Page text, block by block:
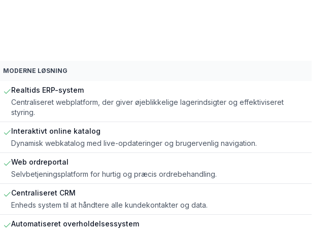
MODERNE LØSNING
Realtids ERP-system
Centraliseret webplatform, der giver øjeblikkelige lagerindsigter og effektiviseret
styring.
Interaktivt online katalog
Dynamisk webkatalog med live-opdateringer og brugervenlig navigation.
Web ordreportal
Selvbetjeningsplatform for hurtig og præcis ordrebehandling.
Centraliseret CRM
Enheds system til at håndtere alle kundekontakter og data.
Automatiseret overholdelsessystem